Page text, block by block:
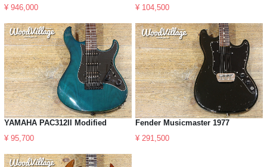
¥ 946,000 ¥ 104,500
YAMAHA PAC312II Modified
¥ 95,700
Fender Musicmaster 1977
¥ 291,500